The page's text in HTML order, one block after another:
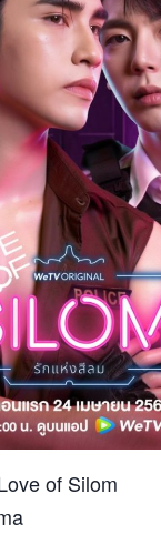
of Silom